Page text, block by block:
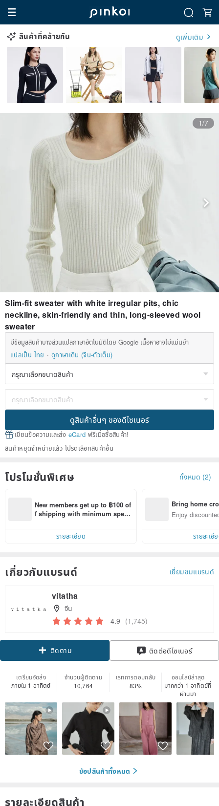
สินค้าที่คล้ายกัน ดูเพิ่มเติม
1/7
Slim-fit sweater with white irregular pits, chic
neckline, skin-friendly and thin, long-sleeved wool
sweater
มีข้อมูลสินค้าบางส่วนแปลภาษาอัตโนมัติโดย Google เนื้อหาอาจไม่แม่นยำ
แปลเป็น ไทย
ดูภาษาเดิม (จีน-ตัวเต็ม)
ดูสินค้าอื่นๆ ของดีไซเนอร์
เขียนข้อความและส่ง eCard ฟรีเมื่อซื้อสินค้า!
สินค้าหยุดจำหน่ายแล้ว โปรดเลือกสินค้าอื่น
โปรโมชั่นพิเศษ ทั้งหมด (2)
New members get up to ฿100 of
f shipping with minimum spen
within 7 days!
รายละเอียด
Bring home
n with ease
Enjoy
รายละเอี
เกี่ยวกับแบรนด์ เยี่ยมชมแบรนด์
vitatha
จีน
4.9 (1,745)
ติดตาม ติดต่อดีไซเนอร์
เตรียมจัดส่ง
ภายใน 1 อาทิตย์
จำนวนผู้ติดตาม
10,764
เรทการตอบกลับ
83%
ออนไลน์ล่าสุด
มากกว่า 1 อาทิตย์ที่
ผ่านมา
ช้อปสินค้าทั้งหมด
รายละเอียดสินค้า